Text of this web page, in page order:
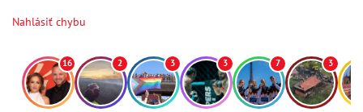
Nahlásiť chybu
16 2 3 3 7 3